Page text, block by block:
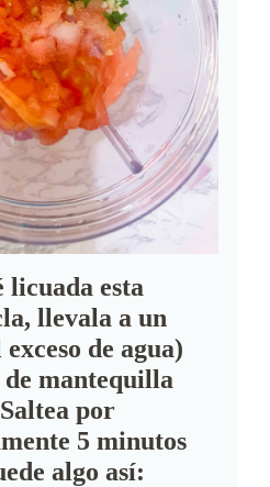
licuada esta
llevala a un
de agua)
de mantequilla
por
5 minutos
algo así: